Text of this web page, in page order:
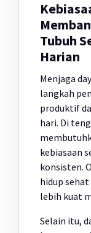
Tubuh
Harian
Menjaga
langkah
produktif
hari. Di
kebiasaan
konsisten.
hidup
lebih kuat
Selain itu,